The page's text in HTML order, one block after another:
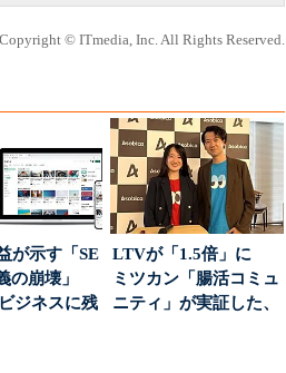
Copyright © ITmedia, Inc. All Rights Reserved.
が示す「SE
の崩壊」
ジネスに残
LTVが「1.5倍」に
ミツカン「腸活コミュ
ニティ」が実証した、